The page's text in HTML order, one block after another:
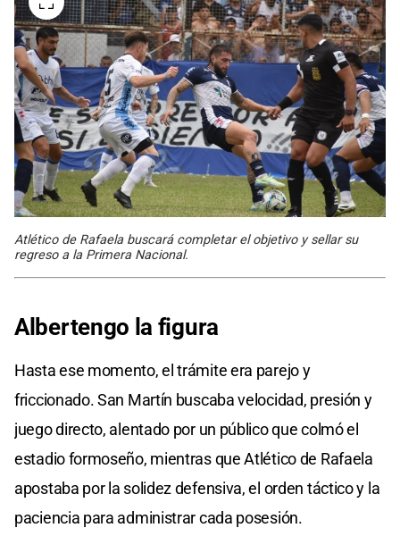
Atlético de Rafaela buscará completar el objetivo y sellar su
regreso a la Primera Nacional.
Albertengo la figura
Hasta ese momento, el trámite era parejo y
friccionado. San Martín buscaba velocidad, presión y
juego directo, alentado por un público que colmó el
estadio formoseño, mientras que Atlético de Rafaela
apostaba por la solidez defensiva, el orden táctico y la
paciencia para administrar cada posesión.